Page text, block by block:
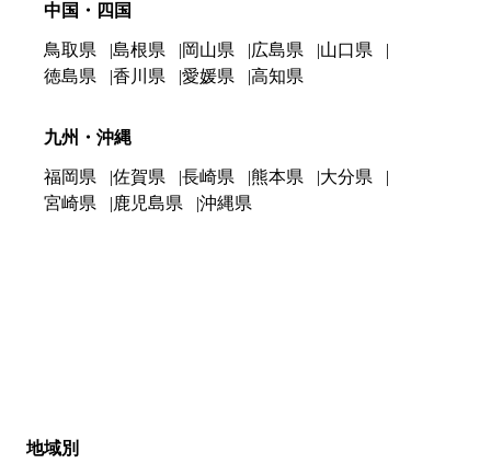
中国・四国
鳥取県 島根県 岡山県 広島県
山口県
徳島県
香川県 愛媛県 高知県
九州・沖縄
福岡県 佐賀県 長崎県 熊本県
大分県
宮崎県
鹿児島県 沖縄県
地域別